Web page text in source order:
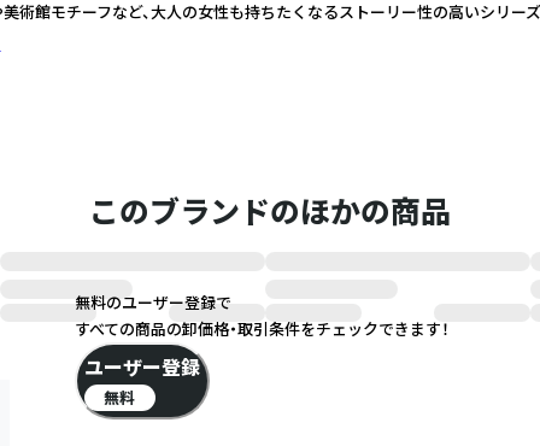
術館モチーフなど、大人の女性も持ちたくなるストーリー性の高いシリー
このブランドのほかの商品
無料のユーザー登録で
すべての商品の卸価格・取引条件をチェックできます！
ユーザー登録
無料